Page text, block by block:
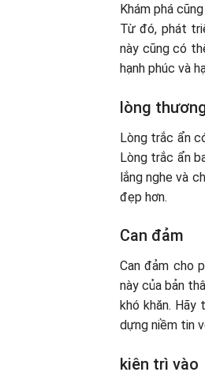
Khám phá
Từ đó, phát
này cũng có
hạnh phúc và
lòng
Lòng trắc ẩn
Lòng trắc ẩn
lắng nghe và
đẹp hơn.
Can đảm
Can đảm cho
này của bản
khó khăn.
dựng niềm tin
kiên trì vào